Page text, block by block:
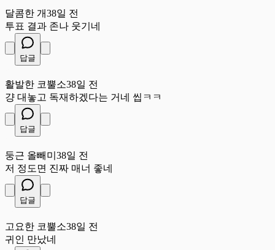
달콤한 개38일 전
투표 결과 존나 웃기네
답글
활발한 코뿔소38일 전
걍 대놓고 독재하겠다는 거네 씹ㅋㅋ
답글
둥근 올빼미 38일 전
저 정도면 진짜 매너 좋네
답글
고요한 코뿔소38일 전
귀인 만났네